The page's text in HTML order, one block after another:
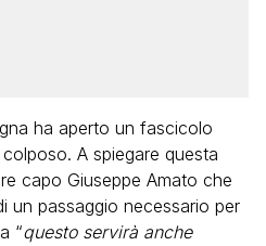
ha aperto un fascicolo
A spiegare questa
capo Giuseppe Amato che
un passaggio necessario per
“questo servirà anche